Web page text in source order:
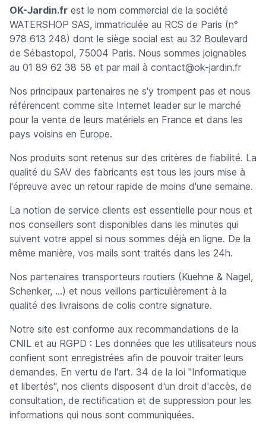
OK-Jardin.fr est le nom commercial de la société
WATERSHOP SAS, immatriculée au RCS de Paris (n°
978 613 248) dont le siège social est au 32 Boulevard
de Sébastopol, 75004 Paris. Nous sommes joignables
au 01 89 62 38 58 et par mail à contact@ok-jardin.fr
Nos principaux partenaires ne s'y trompent pas et nous
référencent comme site Internet leader sur le marché
pour la vente de leurs matériels en France et dans les
pays voisins en Europe.
Nos produits sont retenus sur des critères de fiabilité. La
qualité du SAV des fabricants est tous les jours mise à
l'épreuve avec un retour rapide de moins d'une semaine.
La notion de service clients est essentielle pour nous et
nos conseillers sont disponibles dans les minutes qui
suivent votre appel si nous sommes déjà en ligne. De la
même manière, vos mails sont traités dans les 24h.
Nos partenaires transporteurs routiers (Kuehne & Nagel,
Schenker, …) et nous veillons particulièrement à la
qualité des livraisons de colis contre signature.
Notre site est conforme aux recommandations de la
CNIL et au RGPD : Les données que les utilisateurs nous
confient sont enregistrées afin de pouvoir traiter leurs
demandes. En vertu de l'art. 34 de la loi "Informatique
et libertés", nos clients disposent d'un droit d'accès, de
consultation, de rectification et de suppression pour les
informations qui nous sont communiquées.